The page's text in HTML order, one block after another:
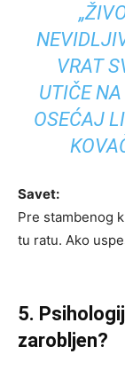
VRAT
UTIČE
OSEĆAJ
Savet:
Pre stambenog
tu ratu. Ako
5.
zarobljen?